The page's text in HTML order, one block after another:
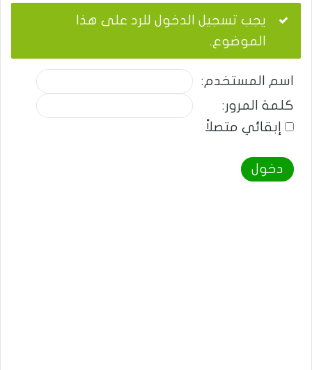
يجب تسجيل الدخول للرد على هذا
الموضوع.
اسم المستخدم:
كلمة المرور:
إبقائي متصلاً
دخول